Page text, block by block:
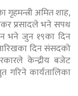
अमित शाह,
शंकर प्रसादले भने सपथ
भने जुन १९का दिन
दिन संसदको
केन्द्रीय बजेट
कार्यतालिका